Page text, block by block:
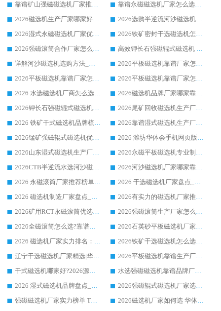
靠谱矿山强磁磁选机厂家推荐 2026客户真实使用心得分享
靠谱永磁磁选机厂家怎么选?福建客户真实体验分享华体会手机网页版-华体会(中国) 品牌
2026磁选机生产厂家哪家好?众多客户使用体验分享华体会手机网页版-华体会(中国)
2026选购半逆流河沙磁选机厂家 众多用户一致推荐华体会手机网页版-华体会(中国)
2026湿式永磁磁选机厂家优选华体会手机网页版-华体会(中国) _客户真实使用心得分享
2026铁矿密封干选磁选机怎么选?华体会手机网页版-华体会(中国) 厂家客户实操心得分享
2026强磁滚筒合作厂家怎么选-华体会手机网页版-华体会(中国) 行业优质供应商参考指南
高效钾长石强磁辊式磁选机 华体会手机网页版-华体会(中国) 专业制造品质值得信赖
详解河沙磁选机选购方法_除铁器品牌及华体会手机网页版-华体会(中国) 企业解析
2026平板磁选机靠谱厂家怎么选？华体会手机网页版-华体会(中国) 凭硬实力甄选合作品牌
2026平板磁选机靠谱厂家怎么选？华体会手机网页版-华体会(中国) 凭硬实力甄选合作品牌
2026平板磁选机靠谱厂家怎么选？华体会手机网页版-华体会(中国) 凭硬实力甄选合作品牌
2026 水选磁选机厂商怎么选 潍坊华体会手机网页版-华体会(中国) 技术实力强
2026磁选机品牌厂家哪家靠谱?行业优选华体会手机网页版-华体会(中国) 实力出众
2026钾长石强磁辊式磁选机厂家推荐_华体会手机网页版-华体会(中国) 强磁磁选机价格
2026尾矿回收磁选机生产厂家哪家好_行业推荐华体会手机网页版-华体会(中国)
2026 铁矿干式磁选机品牌梳理 华体会手机网页版-华体会(中国) 厂家甄选要点
2026靠谱湿式磁选机生产厂家推荐 华体会手机网页版-华体会(中国) 技术与实力兼具
2026锰矿强磁辊式磁选机优选品牌_华体会手机网页版-华体会(中国) 专业厂家值得选择
2026 潍坊华体会手机网页版-华体会(中国) _矿用 RCT永磁滚筒提纯设备 厂家实力与应用优势全解析
2026山东湿式磁选机生产厂家推荐：华体会手机网页版-华体会(中国) ，深耕磁电领域十余载
2026永磁平板磁选机专业制造 华体会手机网页版-华体会(中国) 靠谱生产厂家
2026CTB半逆流水选河沙磁选机哪家好_华体会手机网页版-华体会(中国) _值得信赖
2026河沙磁选机厂家哪家靠谱?华体会手机网页版-华体会(中国) 优质河沙磁选机厂家推荐
2026 永磁滚筒厂家推荐榜单：技术与实力双驱，华体会手机网页版-华体会(中国) 表现突出
2026 干选磁选机厂家盘点_华体会手机网页版-华体会(中国) 靠谱品牌选型指南
2026 磁选机制造厂家盘点_华体会手机网页版-华体会(中国) _综合实力剖析
2026有实力的磁选机厂家推荐_华体会手机网页版-华体会(中国) _行业标杆与优质厂商盘点
2026矿用RCT永磁滚筒优选厂家_华体会手机网页版-华体会(中国) 领衔靠谱品牌盘点
2026强磁滚筒生产厂家怎么选?行业口碑推荐华体会手机网页版-华体会(中国)
2026全磁滚筒怎么选?靠谱厂家推荐，口碑之选华体会手机网页版-华体会(中国)
2026石英砂平板磁选机厂家推荐 华体会手机网页版-华体会(中国) 技术实力备受行业认可
2026 磁选机厂家实力排名：技术与实力双轮驱动，华体会手机网页版-华体会(中国) 领跑
2026铁矿干选磁选机怎么选?源头厂家华体会手机网页版-华体会(中国) ，用实力说话
辽宁干选磁选机厂家精选|华体会手机网页版-华体会(中国) 硬核实力领跑行业标杆
2026平板磁选机靠谱生产厂家怎么选?行业标杆华体会手机网页版-华体会(中国) ，凭硬实力脱颖而出
干式磁选机哪家好?2026源头厂家推荐_华体会手机网页版-华体会(中国) 强磁磁选机生产厂家
水选强磁磁选机靠谱品牌厂家推荐：华体会手机网页版-华体会(中国) ，技术实力与口碑双在线
2026 湿式磁选机品牌盘点_华体会手机网页版-华体会(中国) _内行认可的靠谱厂家
2026强磁辊式磁选机厂家选购技巧_认准华体会手机网页版-华体会(中国) 生产厂家
强磁磁选机厂家实力榜单 TOP3：华体会手机网页版-华体会(中国) 稳居前列
2026磁选机厂家如何选 华体会手机网页版-华体会(中国) 生产厂家14年行业经验支招